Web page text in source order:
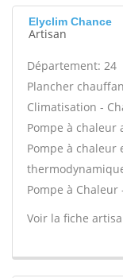
Elyclim Chance
Artisan
Département: 24
Plancher
Climatisation -
Pompe à chaleur
Pompe à chaleur
Pompe à Chaleur
Voir la fiche